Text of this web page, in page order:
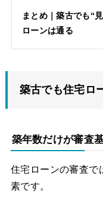
まとめ｜築古でも“
ローンは通る
築古でも住宅ロ
築年数だけが審査
住宅ローンの審査で
素です。